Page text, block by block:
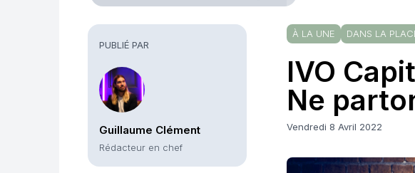
PUBLIÉ PAR
Guillaume Clément
Rédacteur en chef
À LA UNE DANS LA
IVO
Ne
Vendredi 8 Avril 2022